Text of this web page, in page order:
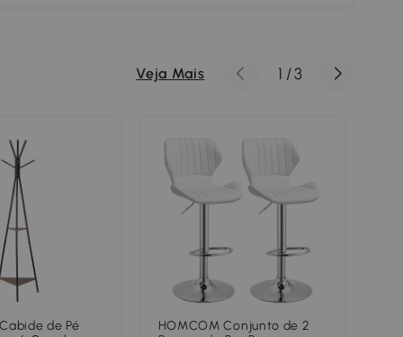
Veja Mais 1 /3
de Pé
HOMCOM Conjunto de 2